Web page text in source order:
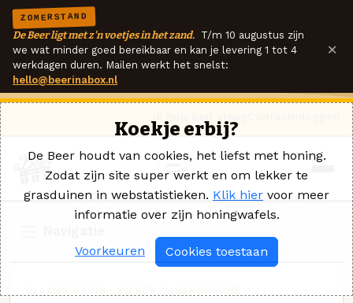
ZOMERSTAND
De Beer ligt met z'n voetjes in het zand. T/m 10 augustus zijn
we wat minder goed bereikbaar en kan je levering 1 tot 4
werkdagen duren. Mailen werkt het snelst:
hello@beerinabox.nl
×
Koekje erbij?
De Beer houdt van cookies, het liefst met honing.
Zodat zijn site super werkt en om lekker te
grasduinen in webstatistieken. Klik hier voor meer
informatie over zijn honingwafels.
Voorkeuren Cookies toestaan